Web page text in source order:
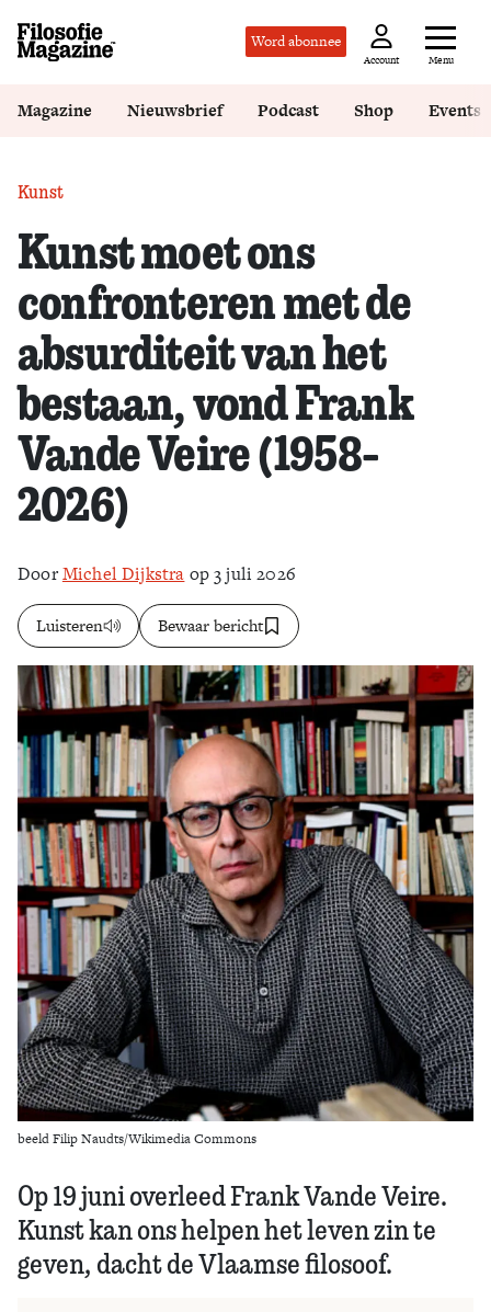
Word abonnee
Account Menu
Magazine Nieuwsbrief Podcast Shop Events
Kunst
Kunst moet ons
confronteren met de
absurditeit van het
bestaan, vond Frank
Vande Veire (1958-
2026)
DoorMichel Dijkstra op 3 juli 2026
Luisteren Bewaar bericht
beeld Filip Naudts/Wikimedia Commons
Op 19 juni overleed Frank Vande Veire.
Kunst kan ons helpen het leven zin te
geven, dacht de Vlaamse filosoof.